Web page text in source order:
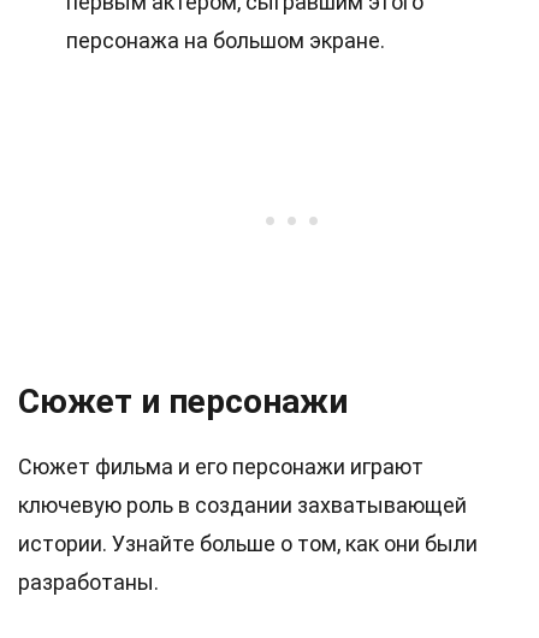
персонажа на большом экране.
Сюжет и персонажи
Сюжет фильма и его персонажи играют
ключевую роль в создании захватывающей
истории. Узнайте больше о том, как они были
разработаны.